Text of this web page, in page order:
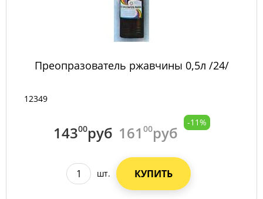
Преопразователь ржавчины 0,5л /24/
12349
14300руб 161 00руб
-11%
шт. КУПИТЬ